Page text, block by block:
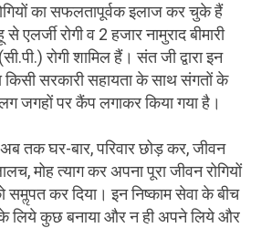
का सफलतापूर्वक इलाज कर चुके हैं
एलर्जी रोगी व 2 हजार नामुराद बीमारी
रोगी शामिल हैं। संत जी द्वारा इन
किसी सरकारी सहायता के साथ संगतों के
जगहों पर कैंप लगाकर किया गया है।
तक घर-बार, परिवार छोड़ कर, जीवन
मोह त्याग कर अपना पूरा जीवन रोगियों
कर दिया। इन निष्काम सेवा के बीच
के लिये कुछ बनाया और न ही अपने लिये और